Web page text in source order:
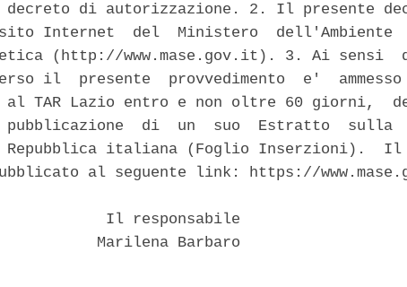
decreto di autorizzazione. 2. Il presente
Internet  del  Ministero  dell'Ambiente
(http://www.mase.gov.it). 3. Ai sensi
il  presente  provvedimento  e'
TAR Lazio entro e non oltre 60 giorni,
di  un  suo  Estratto  sulla
italiana (Foglio Inserzioni).  Il
al seguente link: https://
Il responsabile
Marilena Barbaro